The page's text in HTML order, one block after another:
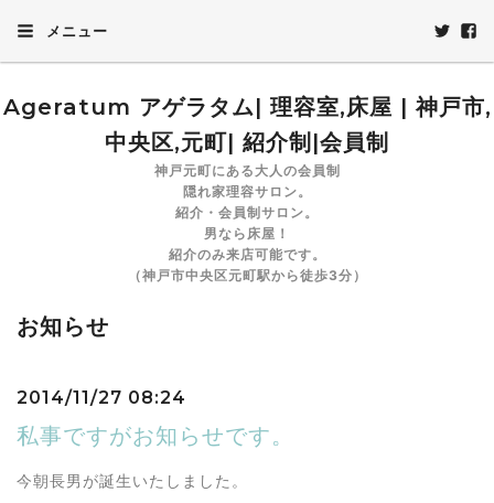
メニュー
Ageratum アゲラタム| 理容室,床屋 | 神戸市,
中央区,元町| 紹介制|会員制
神戸元町にある大人の会員制
隠れ家理容サロン。
紹介・会員制サロン。
男なら床屋！
紹介のみ来店可能です。
（神戸市中央区元町駅から徒歩3分）
お知らせ
2014/11/27 08:24
私事ですがお知らせです。
今朝長男が誕生いたしました。